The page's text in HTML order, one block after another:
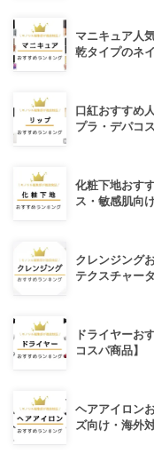
マニキュア人
乾タイプのネ
口紅おすすめ
プラ・デパコ
化粧下地おす
ス・敏感肌向
クレンジング
テクスチャー
ドライヤーお
コスパ商品】
ヘアアイロン
ズ向け・海外